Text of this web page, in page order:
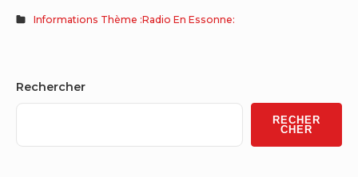
Informations Thème :Radio En Essonne:
Sidebar
Widget
Area
Rechercher
RECHER
CHER